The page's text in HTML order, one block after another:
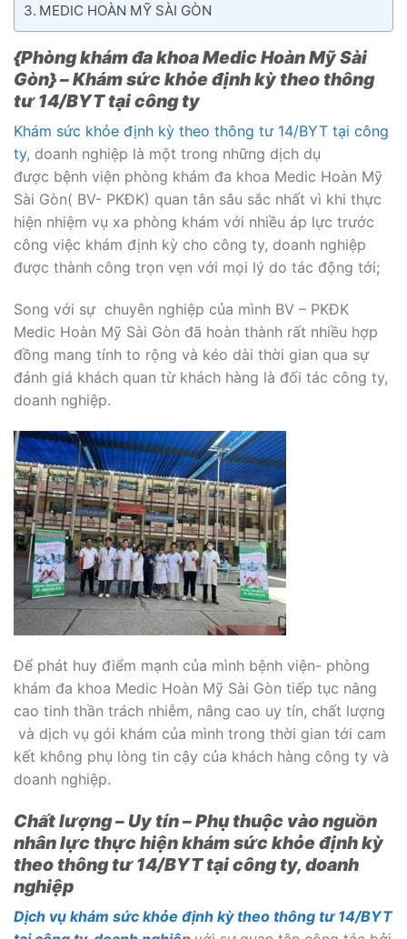
MEDIC HOÀN MỸ SÀI GÒN
{Phòng khám đa khoa Medic Hoàn Mỹ Sài
Gòn} – Khám sức khỏe định kỳ theo thông
tư 14/BYT tại công ty
Khám sức khỏe định kỳ theo thông tư 14/BYT tại công
ty, doanh nghiệp là một trong những dịch dụ
được bệnh viện phòng khám đa khoa Medic Hoàn Mỹ
Sài Gòn( BV- PKĐK) quan tân sâu sắc nhất vì khi thực
hiện nhiệm vụ xa phòng khám với nhiều áp lực trước
công việc khám định kỳ cho công ty, doanh nghiệp
được thành công trọn vẹn với mọi lý do tác động tới;
Song với sự chuyên nghiệp của mình BV – PKĐK
Medic Hoàn Mỹ Sài Gòn đã hoàn thành rất nhiều hợp
đồng mang tính to rộng và kéo dài thời gian qua sự
đánh giá khách quan từ khách hàng là đối tác công ty,
doanh nghiệp.
Để phát huy điểm mạnh của mình bệnh viện- phòng
khám đa khoa Medic Hoàn Mỹ Sài Gòn tiếp tục nâng
cao tinh thần trách nhiễm, nâng cao uy tín, chất lượng
và dịch vụ gói khám của mình trong thời gian tới cam
kết không phụ lòng tin cậy của khách hàng công ty và
doanh nghiệp.
Chất lượng – Uy tín – Phụ thuộc vào nguồn
nhân lực thực hiện khám sức khỏe định kỳ
theo thông tư 14/BYT tại công ty, doanh
nghiệp
Dịch vụ khám sức khỏe định kỳ theo thông tư 14/BYT